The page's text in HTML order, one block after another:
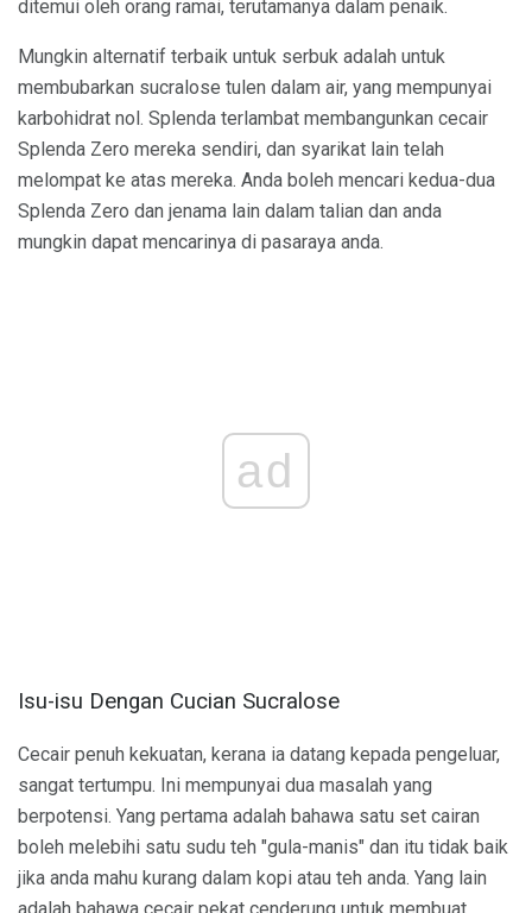
ditemui oleh orang ramai, terutamanya dalam penaik.
Mungkin alternatif terbaik untuk serbuk adalah untuk
membubarkan sucralose tulen dalam air, yang mempunyai
karbohidrat nol. Splenda terlambat membangunkan cecair
Splenda Zero mereka sendiri, dan syarikat lain telah
melompat ke atas mereka. Anda boleh mencari kedua-dua
Splenda Zero dan jenama lain dalam talian dan anda
mungkin dapat mencarinya di pasaraya anda.
ad
Isu-isu Dengan Cucian Sucralose
Cecair penuh kekuatan, kerana ia datang kepada pengeluar,
sangat tertumpu. Ini mempunyai dua masalah yang
berpotensi. Yang pertama adalah bahawa satu set cairan
boleh melebihi satu sudu teh "gula-manis" dan itu tidak baik
jika anda mahu kurang dalam kopi atau teh anda. Yang lain
adalah bahawa cecair pekat cenderung untuk membuat